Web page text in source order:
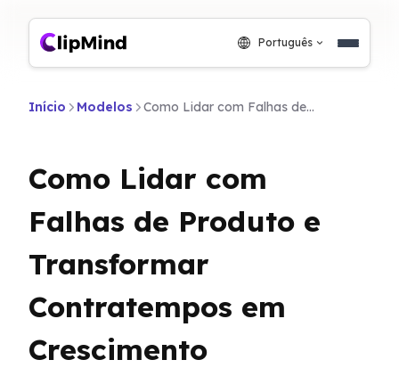
Português
Início Modelos Como Lidar com Falhas de Produto e Transformar Contratempos em Crescimento
Como Lidar com
Falhas de Produto e
Transformar
Contratempos em
Crescimento